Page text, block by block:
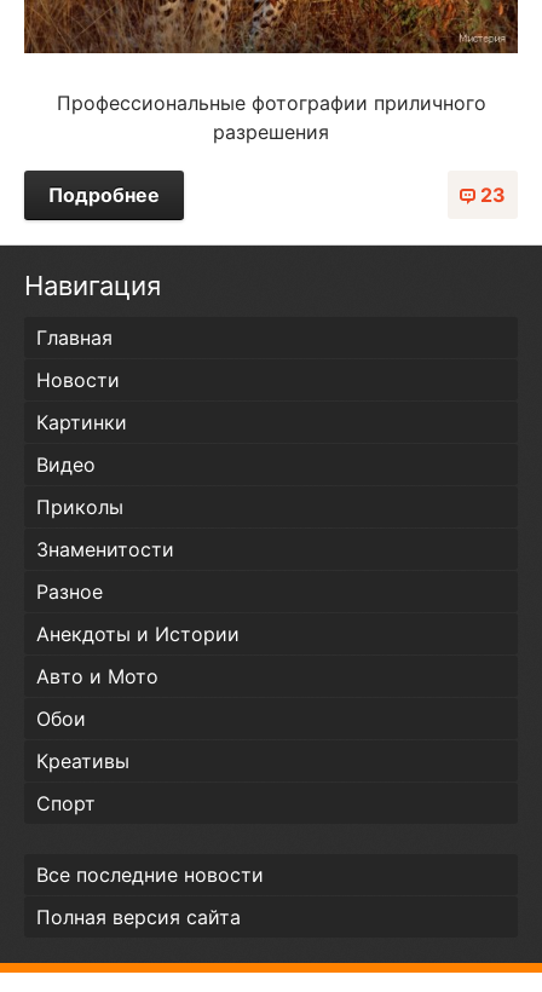
Профессиональные фотографии приличного
разрешения
23
Подробнее
Навигация
Главная
Новости
Картинки
Видео
Приколы
Знаменитости
Разное
Анекдоты и Истории
Авто и Мото
Обои
Креативы
Спорт
Все последние новости
Полная версия сайта